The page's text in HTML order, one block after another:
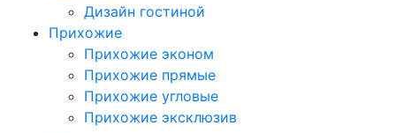
Дизайн гостиной
Прихожие
Прихожие эконом
Прихожие прямые
Прихожие угловые
Прихожие эксклюзив